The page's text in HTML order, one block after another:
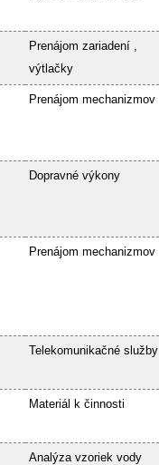
Prenájom zariadení ,
výtlačky
Prenájom mechanizmov
Dopravné výkony
Prenájom mechanizmov
Telekomunikačné služby
Materiál k činnosti
Analýza vzoriek vody